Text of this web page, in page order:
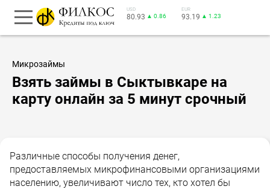
USD
80.93 ▲ 0.86
EUR
93.19 ▲ 1.23
Микрозаймы
Взять займы в Сыктывкаре на
карту онлайн за 5 минут срочный
Различные способы получения денег,
предоставляемых микрофинансовыми организациями
населению, увеличивают число тех, кто хотел бы